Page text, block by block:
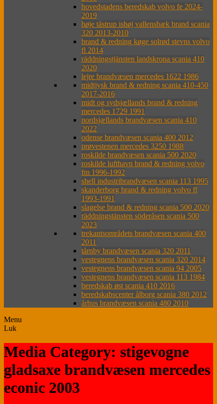
hovedstadens beredskab volvo fe 2024-
2019
høje tåstrup ishøj vallensbæk brand scania
320 2013-2010
brand & redning køge solrød stevns volvo
fl 2014
räddningstjänsten landskrona scania 410
2020
lejre brandvæsen mercedes 1622 1986
midtjysk brand & redning scania 410-450
2017-2016
midt og sydsjællands brand & redning
mercedes 1729 1991
nordsjællands brandvæsen scania 410
2022
odense brandvæsen scania 400 2012
prøvestenen mercedes 3250 1988
roskilde brandvæsen scania 500 2020
roskilde lufthavn brand & redning volvo
fm 1996-1992
shell industribrandvæsen scania 113 1995
skanderborg brand & redning volvo fl
1993-1991
slagelse brand & redning scania 500 2020
räddningstänsten söderåsen scania 500
2023
trekantsområdets brandvæsen scania 400
2011
tårnby brandvæsen scania 320 2011
vestegnens brandvæsen scania 320 2014
vestegnens brandvæsen scania 94 2005
vestegnens brandvæsen scania 113 1984
beredskab øst scania 410 2016
beredskabscenter ålborg scania 380 2012
århus brandvæsen scania 480 2010
Menu
Luk
Media Category: stigevogne
gladsaxe brandvæsen mercedes
econic 2003